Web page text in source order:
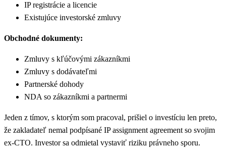
IP registrácie a licencie
Existujúce investorské zmluvy
Obchodné dokumenty:
Zmluvy s kľúčovými zákazníkmi
Zmluvy s dodávateľmi
Partnerské dohody
NDA so zákazníkmi a partnermi
Jeden z tímov, s ktorým som pracoval, prišiel o investíciu len preto,
že zakladateľ nemal podpísané IP assignment agreement so svojim
ex-CTO. Investor sa odmietal vystaviť riziku právneho sporu.